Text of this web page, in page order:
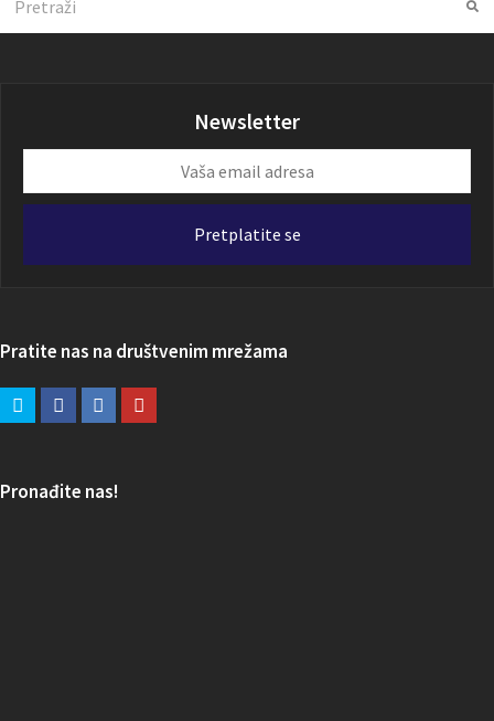
Newsletter
email
Pretplatite se
Pratite nas na društvenim mrežama
Pronađite nas!